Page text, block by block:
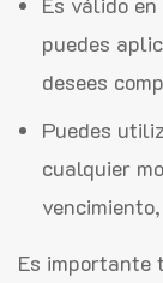
puedes
desees
Puedes
cualquier
Es importante